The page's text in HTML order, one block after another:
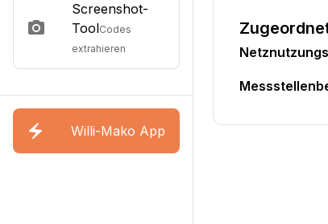
Screenshot-
ToolCodes
extrahieren
Willi-Mako App